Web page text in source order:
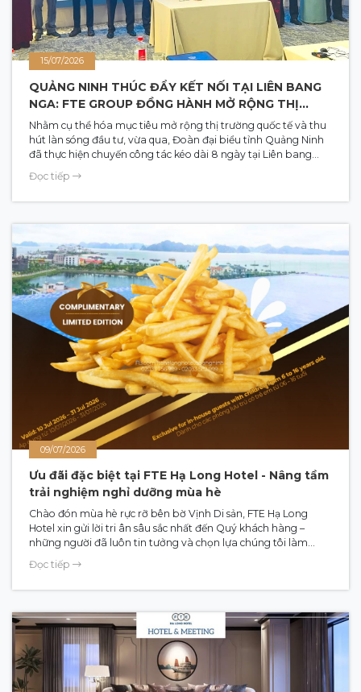
15/07/2026
QUẢNG NINH THÚC ĐẨY KẾT NỐI TẠI LIÊN BANG
NGA: FTE GROUP ĐỒNG HÀNH MỞ RỘNG THỊ
TRƯỜNG ĐÔNG ÂU
Nhằm cụ thể hóa mục tiêu mở rộng thị trường quốc tế và thu
hút làn sóng đầu tư, vừa qua, Đoàn đại biểu tỉnh Quảng Ninh
đã thực hiện chuyến công tác kéo dài 8 ngày tại Liên bang
và du lịch song phương. Đồng hành cùng Đoàn đại biểu tỉnh
Đọc tiếp
09/07/2026
Ưu đãi đặc biệt tại FTE Hạ Long Hotel - Nâng tầm
trải nghiệm nghỉ dưỡng mùa hè
Chào đón mùa hè rực rỡ bên bờ Vịnh Di sản, FTE Hạ Long
Hotel xin gửi lời tri ân sâu sắc nhất đến Quý khách hàng –
những người đã luôn tin tưởng và chọn lựa chúng tôi làm
chốn dừng chân cho những kỳ nghỉ gắn kết yêu thương.
(English in below)
Đọc tiếp